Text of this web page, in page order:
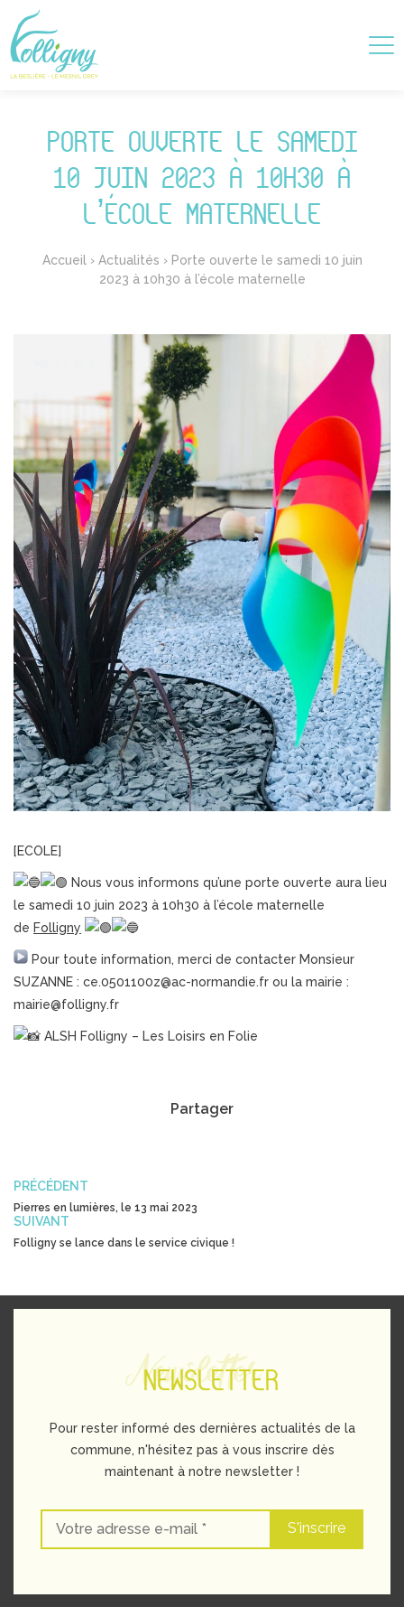
PORTE OUVERTE LE SAMEDI
10 JUIN 2023 À 10H30 À
L’ÉCOLE MATERNELLE
Accueil › Actualités › Porte ouverte le samedi 10 juin
2023 à 10h30 à l’école maternelle
[ECOLE]
Nous vous informons qu’une porte ouverte aura lieu
le samedi 10 juin 2023 à 10h30 à l’école maternelle
de Folligny
Pour toute information, merci de contacter Monsieur
SUZANNE : ce.0501100z@ac-normandie.fr ou la mairie :
mairie@folligny.fr
ALSH Folligny – Les Loisirs en Folie
Partager
PRÉCÉDENT
Pierres en lumières, le 13 mai 2023
SUIVANT
Folligny se lance dans le service civique !
Newsletter
NEWSLETTER
Pour rester informé des dernières actualités de la
commune, n'hésitez pas à vous inscrire dès
maintenant à notre newsletter !